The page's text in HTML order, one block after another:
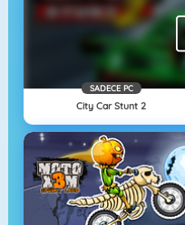
SADECE PC
City Car Stunt 2